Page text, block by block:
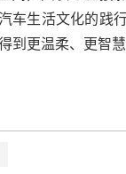
车生活文化的践
到更温柔、更智慧